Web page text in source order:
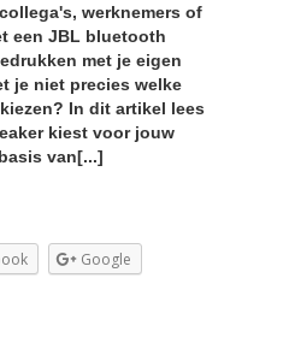
werknemers of
een JBL bluetooth
met je eigen
je niet precies welke
In dit artikel lees
kiest voor jouw
van[...]
Google